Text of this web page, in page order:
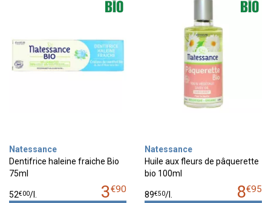
Natessance
Dentifrice haleine fraiche Bio
75ml
3€90
52€00/
Natessance
Huile aux fleurs de pâquerette
bio 100ml
8€95
89€50/